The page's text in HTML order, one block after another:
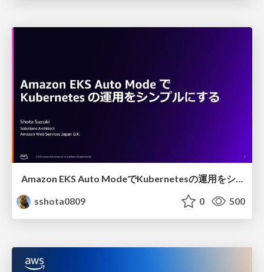
sshota0809
0 500